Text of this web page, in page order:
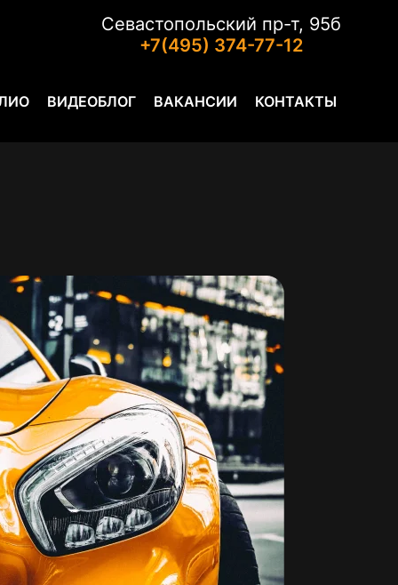
Севастопольский пр-т, 95б
+7(495) 374-77-12
ВИДЕОБЛОГ ВАКАНСИИ КОНТАКТЫ